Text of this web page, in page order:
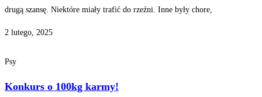
drugą szansę. Niektóre miały trafić do rzeźni. Inne były chore,
2 lutego, 2025
Psy
Konkurs o 100kg karmy!